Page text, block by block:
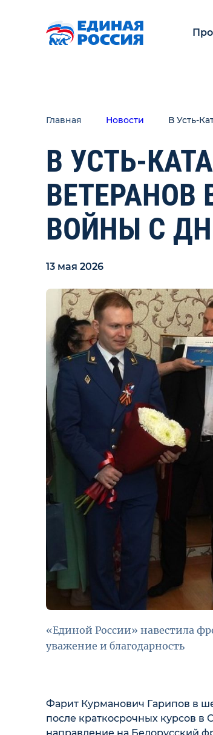
Главная Новости В Усть-
В УСТЬ-
ВЕТЕРАНОВ
ВОЙНЫ С
13 мая 2026
«Единой России» навестила
уважение и благодарность
Фарит Курманович Гарипов в
после краткосрочных курсов